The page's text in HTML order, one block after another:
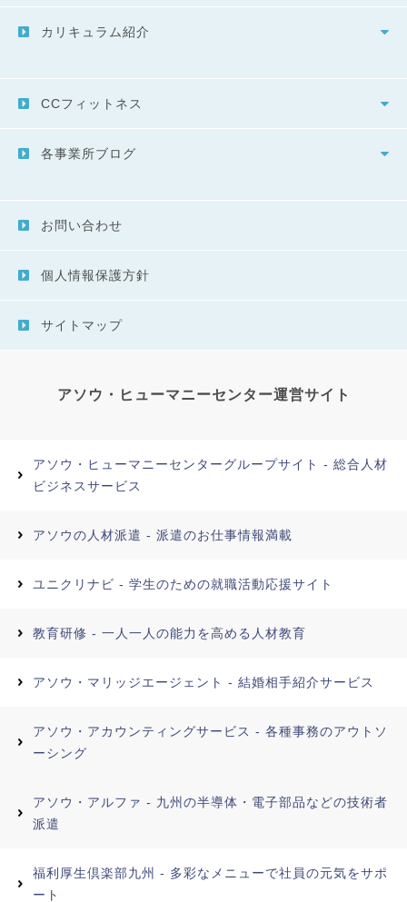
カリキュラム紹介
CCフィットネス
各事業所ブログ
お問い合わせ
個人情報保護方針
サイトマップ
アソウ・ヒューマニーセンター運営サイト
アソウ・ヒューマニーセンターグループサイト - 総合人材
ビジネスサービス
アソウの人材派遣 - 派遣のお仕事情報満載
ユニクリナビ - 学生のための就職活動応援サイト
教育研修 - 一人一人の能力を高める人材教育
アソウ・マリッジエージェント - 結婚相手紹介サービス
アソウ・アカウンティングサービス - 各種事務のアウトソ
ーシング
アソウ・アルファ - 九州の半導体・電子部品などの技術者
派遣
福利厚生倶楽部九州 - 多彩なメニューで社員の元気をサポ
ート